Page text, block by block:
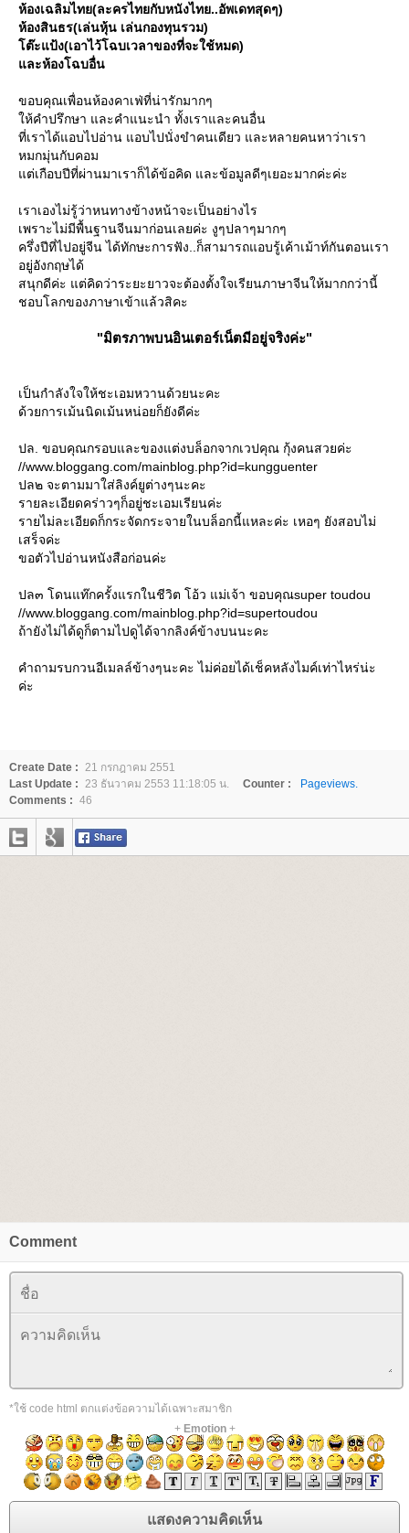
ห้องเฉลิมไทย(ละครไทยกับหนังไทย..อัพเดทสุดๆ)
ห้องสินธร(เล่นหุ้น เล่นกองทุนรวม)
ต๊ะแป้ง(เอาไว้โฉบเวลาของที่จะใช้หมด)
ละห้องโฉบอื่น
ขอบคุณเพื่อนห้องคาเฟ่ที่น่ารักมากๆ
ห้คำปรึกษา และคำแนะนำ ทั้งเราและคนอื่น
ที่เราได้แอบไปอ่าน แอบไปนั่งขำคนเดียว และหลายคนหาว่าเรา
หมกมุ่นกับคอม
ต่เกือบปีที่ผ่านมาเราก็ได้ข้อคิด และข้อมูลดีๆเยอะมากค่ะค่ะ
เราเองไม่รู้ว่าหนทางข้างหน้าจะเป็นอย่างไร
เพราะไม่มีพื้นฐานจีนมาก่อนเลยค่ะ งูๆปลาๆมากๆ
ครึ่งปีที่ไปอยู่จีน ได้ทักษะการฟัง..ก็สามารถแอบรู้เค้าเม้าท์กันตอนเรา
อยู่อังกฤษได้
สนุกดีค่ะ แต่คิดว่าระยะยาวจะต้องตั้งใจเรียนภาษาจีนให้มากกว่านี้
ชอบโลกของภาษาเข้าแล้วสิคะ
"มิตรภาพบนอินเตอร์เน็ตมีอยู่จริงค่ะ"
เป็นกำลังใจให้ชะเอมหวานด้วยนะคะ
ด้วยการเม้นนิดเม้นหน่อยก็ยังดีค่ะ
ปล. ขอบคุณกรอบและของแต่งบล็อกจากเวปคุณ กุ้งคนสวยค่ะ
//www.bloggang.com/mainblog.php?id=kungguenter
ปล๒ จะตามมาใส่ลิงค์ยูต่างๆนะคะ
รายละเอียดคร่าวๆก็อยู่ชะเอมเรียนค่ะ
รายไม่ละเอียดก็กระจัดกระจายในบล็อกนี้แหละค่ะ เหอๆ ยังสอบไม่
เสร็จค่ะ
ขอตัวไปอ่านหนังสือก่อนค่ะ
ปล๓ โดนแท๊กครั้งแรกในชีวิต โอ้ว แม่เจ้า ขอบคุณsuper toudou
//www.bloggang.com/mainblog.php?id=supertoudou
ถ้ายังไม่ได้ดูก็ตามไปดูได้จากลิงค์ข้างบนนะคะ
คำถามรบกวนอีเมลล์ข้างๆนะคะ ไม่ค่อยได้เช็คหลังไมค์เท่าไหร่น่ะ
ค่ะ
Create Date : 21 กรกฎาคม 2551
Last Update : 23 ธันวาคม 2553 11:18:05 น. Counter :
Pageviews.
Comments : 46
Comment
*ใช้ code html ตกแต่งข้อความได้เฉพาะสมาชิก
+ Emotion+